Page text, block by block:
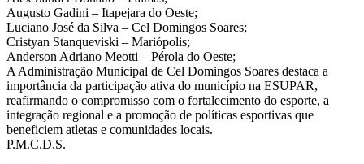
Augusto Gadini – Itapejara do Oeste;
Luciano José da Silva – Cel Domingos Soares;
Cristyan Stanqueviski – Mariópolis;
Anderson Adriano Meotti – Pérola do Oeste;
A Administração Municipal de Cel Domingos Soares destaca a
importância da participação ativa do município na ESUPAR,
reafirmando o compromisso com o fortalecimento do esporte, a
integração regional e a promoção de políticas esportivas que
beneficiem atletas e comunidades locais.
P.M.C.D.S.